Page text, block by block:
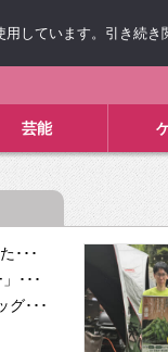
芸能
･･･
･･･
グ･･･
しています。引き続